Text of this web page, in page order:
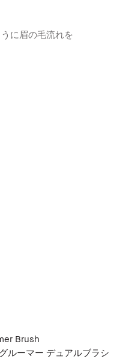
に眉の毛流れを
Brush
ルーマー デュアルブラシ